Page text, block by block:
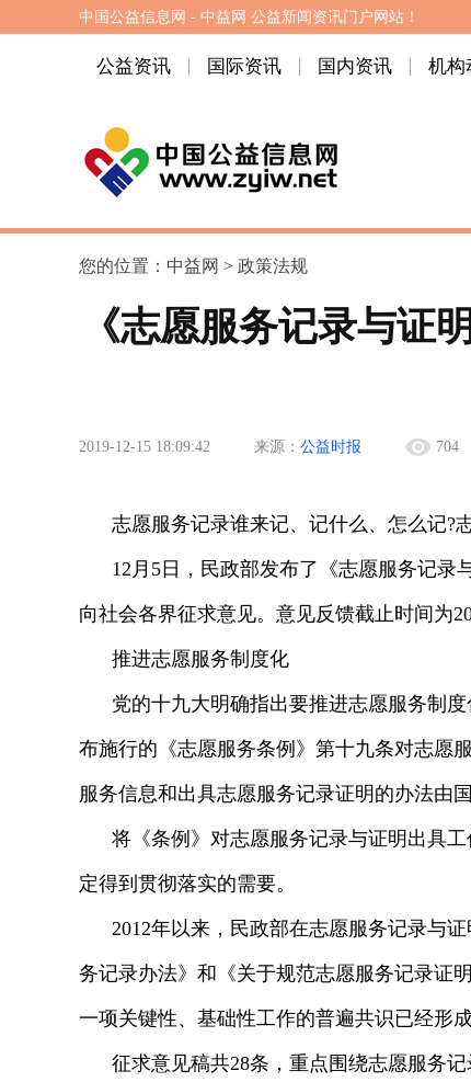
中国公益信息网 - 中益网 公益新闻资讯门户网站！
公益资讯 国际资讯 国内资讯 机构
您的位置： 中益网 > 政策法规
《志愿服务记录与证
2019-12-15 18:09:42 来源： 公益时报 704
志愿服务记录谁来记、记什么、怎么记?
12月5日，民政部发布了《志愿服务记录
向社会各界征求意见。意见反馈截止时间为
推进志愿服务制度化
党的十九大明确指出要推进志愿服务制
布施行的《志愿服务条例》第十九条对志愿
服务信息和出具志愿服务记录证明的办法由
将《条例》对志愿服务记录与证明出具
定得到贯彻落实的需要。
2012年以来，民政部在志愿服务记录与
务记录办法》和《关于规范志愿服务记录证
一项关键性、基础性工作的普遍共识已经形成
征求意见稿共28条，重点围绕志愿服务